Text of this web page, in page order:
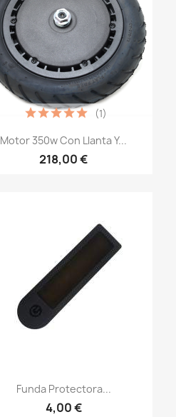
Vista rápida
Motor 350w Con Llanta Y...
218,00 €
(1)
Vista rápida
Funda Protectora...
4,00 €